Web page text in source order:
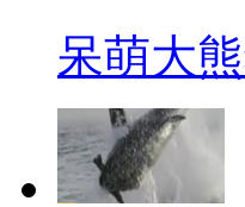
呆萌大